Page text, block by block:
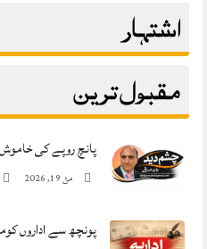
اشتہار
مقبول ترین
پانچ روپے کی
مئ 19, 2026
پونچھ سے اداروں